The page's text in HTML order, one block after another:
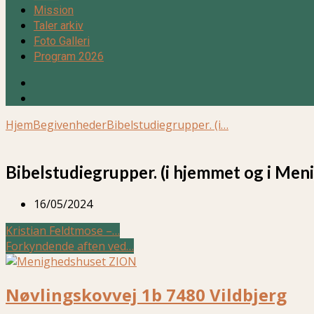
Mission
Taler arkiv
Foto Galleri
Program 2026
HjemBegivenhederBibelstudiegrupper. (i…
Bibelstudiegrupper. (i hjemmet og i
16/05/2024
Kristian Feldtmose –…
Forkyndende aften ved…
Nøvlingskovvej 1b 7480 Vildbjerg